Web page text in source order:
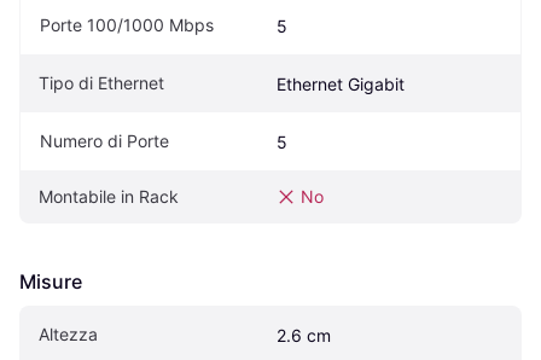
Porte 100/1000 Mbps 5
Tipo di Ethernet Ethernet Gigabit
Numero di Porte 5
Montabile in Rack No
Misure
Altezza 2.6 cm